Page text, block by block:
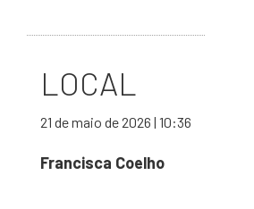
LOCAL
21 de maio de 2026 | 10:36
Francisca Coelho